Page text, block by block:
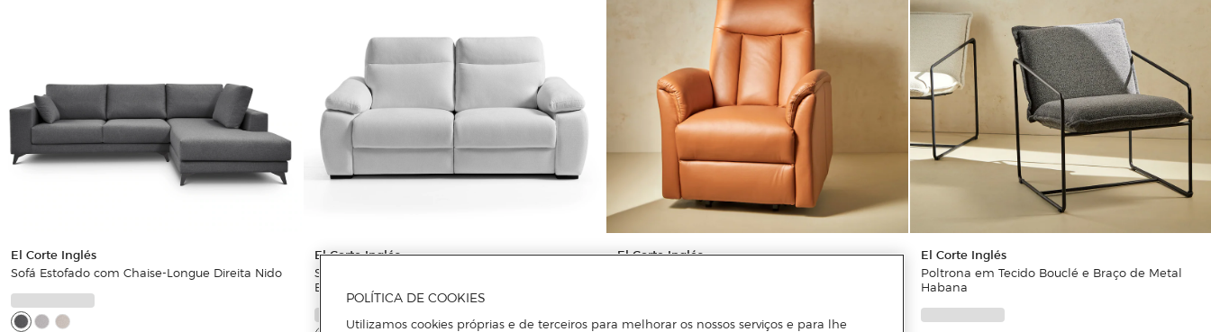
El Corte Inglés
Sofá Estofado com Chaise-Longue Direita Nido
El Corte Inglés
Sofá de 3 Lugares com 2 Assentos Relax
Elétricos Maya
El Corte Inglés
El Corte Inglés
Poltrona em Tecido Bouclé e Braço de Metal
Habana
POLÍTICA DE COOKIES
Utilizamos cookies próprias e de terceiros para melhorar os nossos serviços e para lhe